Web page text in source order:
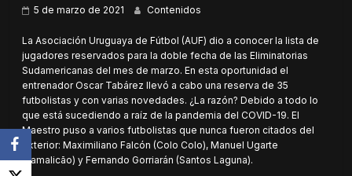
5 de marzo de 2021 Contenidos
La Asociación Uruguaya de Fútbol (AUF) dio a conocer la lista de
jugadores reservados para la doble fecha de las Eliminatorias
Sudamericanas del mes de marzo. En esta oportunidad el
entrenador Oscar Tabárez llevó a cabo una reserva de 35
futbolistas y con varias novedades. ¿La razón? Debido a todo lo
que está sucediendo a raíz de la pandemia del COVID-19. El
Maestro puso a varios futbolistas que nunca fueron citados del
exterior: Maximiliano Falcón (Colo Colo), Manuel Ugarte
(Famalicão) y Fernando Gorriarán (Santos Laguna).